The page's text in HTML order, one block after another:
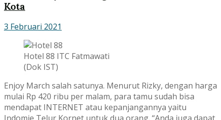
Kota
3 Februari 2021
Hotel 88 ITC Fatmawati
(Dok IST)
Enjoy March salah satunya. Menurut Rizky, dengan harga
mulai Rp 420 ribu per malam, para tamu sudah bisa
mendapat INTERNET atau kepanjangannya yaitu